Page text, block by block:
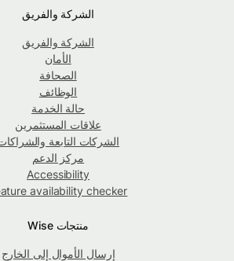
الشركة والفريق
الشركة والفريق
الأمان
الصحافة
الوظائف
حالة الخدمة
علاقات المستثمرين
الشركات التابعة والشراكات
مركز الدعم
Accessibility
Feature availability checker
منتجات Wise
إرسال الأموال إلى الخارج